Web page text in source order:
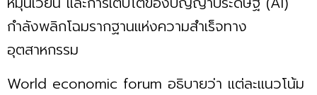
กำลังพลิกโฉมรากฐานแห่งความสำเร็จทาง
อุตสาหกรรม
World economic forum อธิบายว่า แต่ละแนวโน้ม